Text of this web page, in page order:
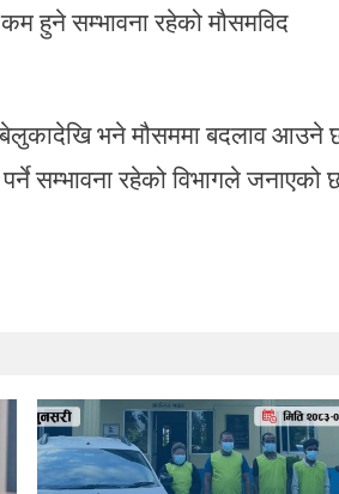
हुने सम्भावना रहेको मौसमविद
बेलुकादेखि भने मौसममा बदलाव आउने
सम्भावना रहेको विभागले जनाएको